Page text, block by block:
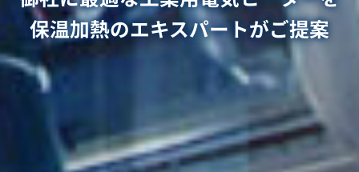
保温加熱のエキスパートがご提案